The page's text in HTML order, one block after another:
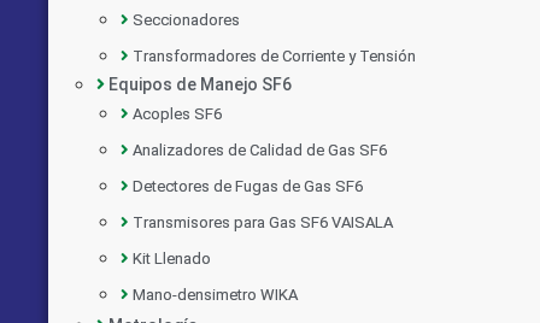
Seccionadores
Transformadores de Corriente y Tensión
Equipos de Manejo SF6
Acoples SF6
Analizadores de Calidad de Gas SF6
Detectores de Fugas de Gas SF6
Transmisores para Gas SF6 VAISALA
Kit Llenado
Mano-densimetro WIKA